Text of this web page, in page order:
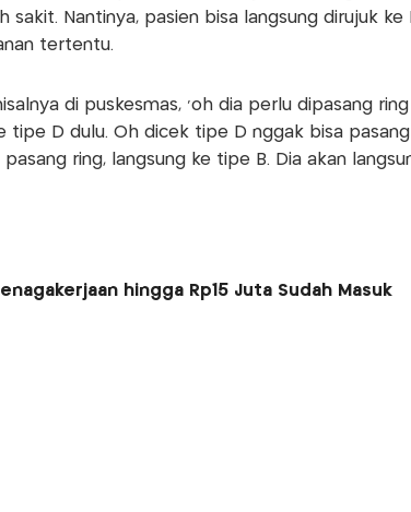
Nantinya, pasien bisa langsung dirujuk ke
tertentu.
di puskesmas, 'oh dia perlu dipasang ring
tipe D dulu. Oh dicek tipe D nggak bisa pasang
ring, langsung ke tipe B. Dia akan
hingga Rp15 Juta Sudah Masuk